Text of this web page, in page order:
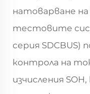
натоварване на
тестовите
серия
контрола на
изчисления